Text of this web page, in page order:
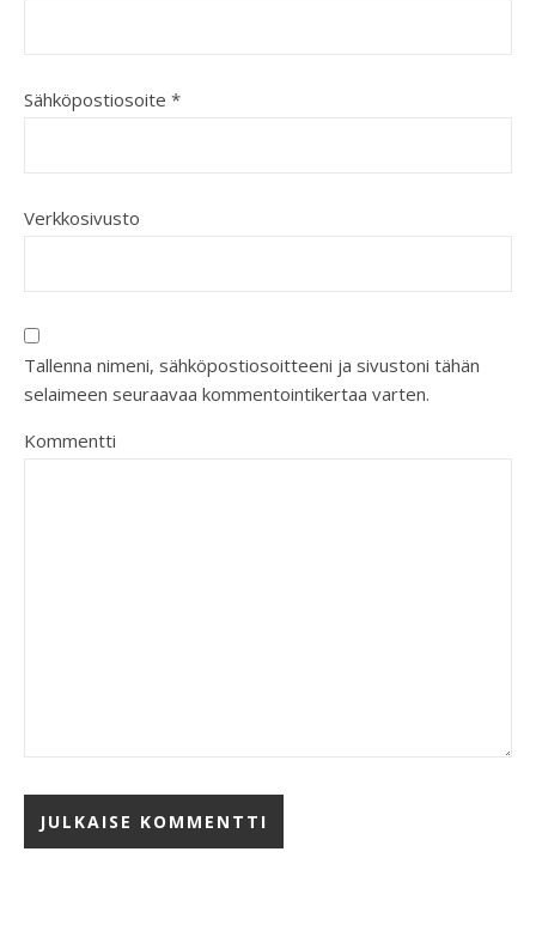
Sähköpostiosoite *
Verkkosivusto
Tallenna nimeni, sähköpostiosoitteeni ja sivustoni tähän
selaimeen seuraavaa kommentointikertaa varten.
Kommentti